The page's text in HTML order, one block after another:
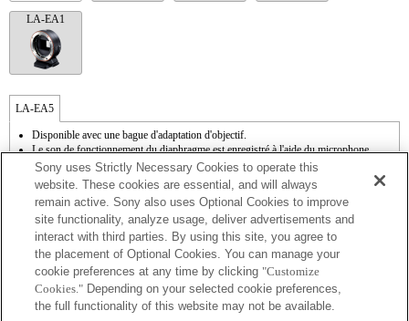
LA-EA1
LA-EA5
Disponible avec une bague d'adaptation d'objectif.
Le son de fonctionnement du diaphragme est enregistré à l'aide du microphone
interne.
Outside the A (Aperture priority), S (Shutter priority), and M (Manual) modes, the
shutter speed and the aperture can not be adjusted during the movie recording.
La fonction [Comp. objectif ] (Compensation de l'objectif) n'est pas opérationnelle.
Si vous fixez l'objectif à monture A à l'aide de l'adaptateur, la fonction d'aide à la mise
au point manuelle ne fonctionne pas automatiquement lorsque vous tournez la bague
de mise au point. Vous pouvez agrandir l'image en sélectionnant la fonction [Loupe
mise pt] ou [Aide MF] sur n'importe quelle touche de "Réglag. touche perso".
L'obturateur tactile ne fonctionne pas.
Bien qu’il soit possible d’effectuer la mise au point automatique, il est parfois
difficile de faire le point sur un sujet avec cette fonction lorsque vous photographiez
Sony uses Strictly Necessary Cookies to operate this
website. These cookies are essential, and will always
remain active. Sony also uses Optional Cookies to improve
site functionality, analyze usage, deliver advertisements and
interact with third parties. By using this site, you agree to
the placement of Optional Cookies. You can manage your
cookie preferences at any time by clicking "Customize
Cookies." Depending on your selected cookie preferences,
the full functionality of this website may not be available.